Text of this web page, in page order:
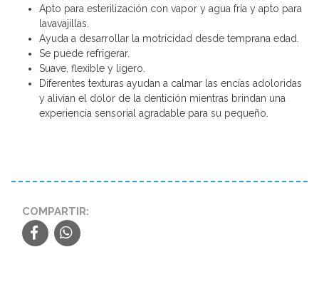
Apto para esterilización con vapor y agua fría y apto para
lavavajillas.
Ayuda a desarrollar la motricidad desde temprana edad.
Se puede refrigerar.
Suave, flexible y ligero.
Diferentes texturas ayudan a calmar las encías adoloridas
y alivian el dolor de la dentición mientras brindan una
experiencia sensorial agradable para su pequeño.
COMPARTIR: